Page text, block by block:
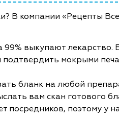
В компании «Рецепты
выкупают лекарство.
подтвердить мокрыми
бланк на любой
вам скан готового
посредников, поэтому у